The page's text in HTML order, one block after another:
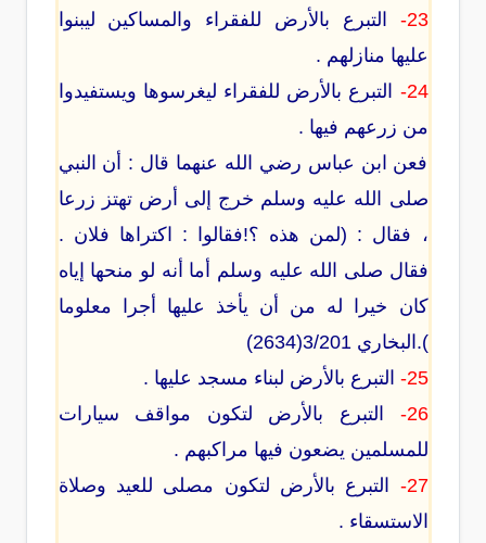
23-
التبرع بالأرض للفقراء والمساكين ليبنوا
عليها منازلهم .
24-
التبرع بالأرض للفقراء ليغرسوها ويستفيدوا
من زرعهم فيها .
فعن ابن عباس رضي الله عنهما قال : أن النبي
صلى الله عليه وسلم خرج إلى أرض تهتز زرعا
، فقال : (لمن هذه ؟!فقالوا : اكتراها فلان .
فقال صلى الله عليه وسلم أما أنه لو منحها إياه
كان خيرا له من أن يأخذ عليها أجرا معلوما
).البخاري 3/201(2634)
25-
التبرع بالأرض لبناء مسجد عليها .
26-
التبرع بالأرض لتكون مواقف سيارات
للمسلمين يضعون فيها مراكبهم .
27-
التبرع بالأرض لتكون مصلى للعيد وصلاة
الاستسقاء .